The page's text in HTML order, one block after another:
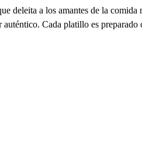
deleita a los amantes de la
Cada platillo es